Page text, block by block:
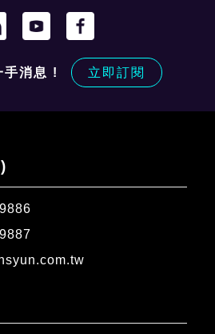
手消息 ! 立即訂閱